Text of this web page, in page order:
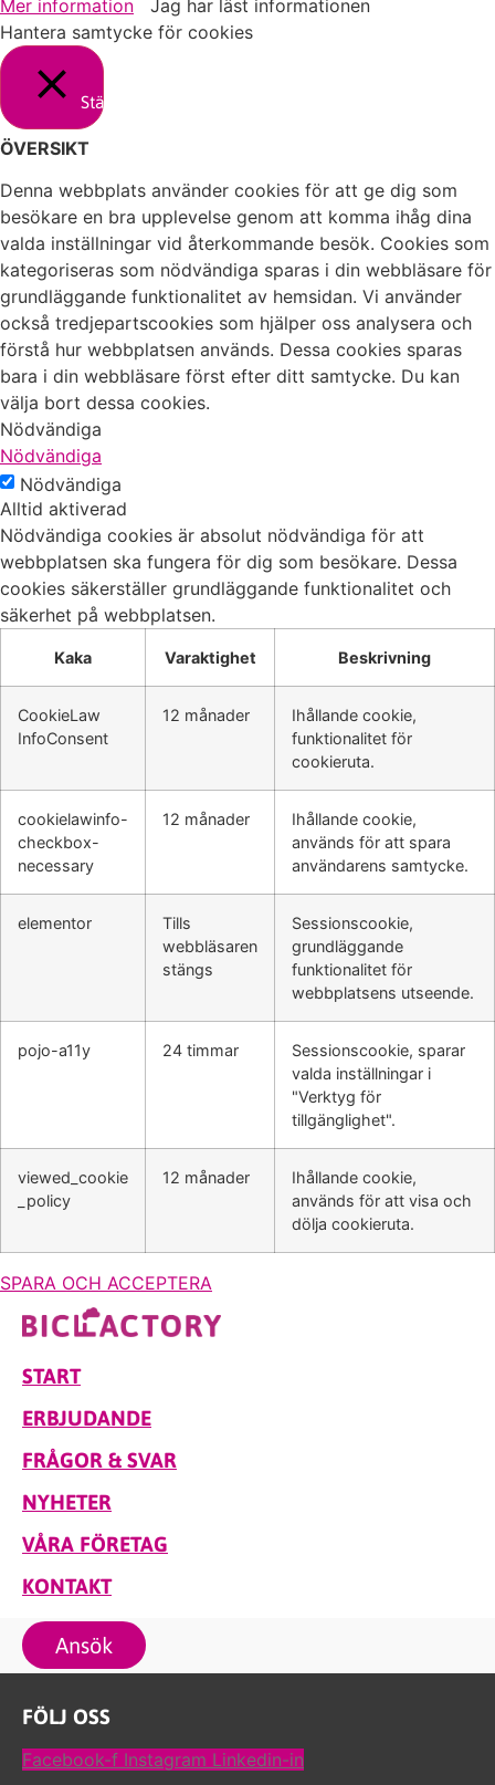
Mer information
Jag har läst informationen
Hantera samtycke för cookies
Stäng
ÖVERSIKT
Denna webbplats använder cookies för att ge dig som
besökare en bra upplevelse genom att komma ihåg dina
valda inställningar vid återkommande besök. Cookies som
kategoriseras som nödvändiga sparas i din webbläsare för
grundläggande funktionalitet av hemsidan. Vi använder
också tredjepartscookies som hjälper oss analysera och
förstå hur webbplatsen används. Dessa cookies sparas
bara i din webbläsare först efter ditt samtycke. Du kan
välja bort dessa cookies.
Nödvändiga
Nödvändiga
Nödvändiga
Alltid aktiverad
Nödvändiga cookies är absolut nödvändiga för att
webbplatsen ska fungera för dig som besökare. Dessa
cookies säkerställer grundläggande funktionalitet och
säkerhet på webbplatsen.
Kaka Varaktighet Beskrivning
CookieLaw
InfoConsent
12 månader
Ihållande cookie,
funktionalitet för
cookieruta.
cookielawinfo-
checkbox-
necessary
12 månader
Ihållande cookie,
används för att spara
användarens samtycke.
elementor
Tills
webbläsaren
stängs
Sessionscookie,
grundläggande
funktionalitet för
webbplatsens utseende.
pojo-a11y 24 timmar
Sessionscookie, sparar
valda inställningar i
"Verktyg för
tillgänglighet".
viewed_cookie
_policy
12 månader
Ihållande cookie,
används för att visa och
dölja cookieruta.
SPARA OCH ACCEPTERA
START
ERBJUDANDE
FRÅGOR & SVAR
NYHETER
VÅRA FÖRETAG
KONTAKT
Ansök
FÖLJ OSS
Facebook-f Instagram Linkedin-in